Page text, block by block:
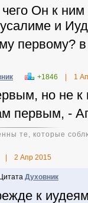
Он к
и
первому?
+1846 1
но не к
первым, -
те, которые
2 Апр 2015
Цитата Духовник
к